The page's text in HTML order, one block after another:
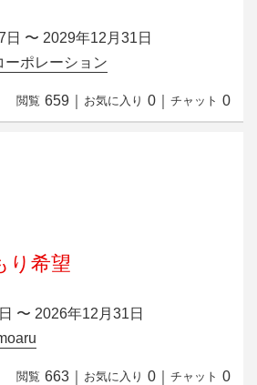
日 〜 2029年12月31日
ーポレーション
閲覧 659 お気に入り 0 チャット 0
り希望
〜 2026年12月31日
閲覧 663 お気に入り 0 チャット 0